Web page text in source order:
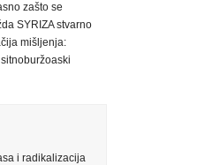
zašto se
SYRIZA stvarno
mišljenja:
i radikalizacija